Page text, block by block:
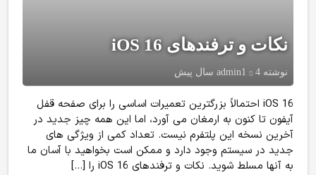
نکات و ترفندهای iOS 16
نوشته admin1 4 سال پیش
iOS 16 احتمالاً بزرگترین تعمیرات اساسی را برای صفحه قفل
آیفون تا کنون به ارمغان می آورد، اما این همه چیز جدید در
آخرین نسخه این پلتفرم نیست. تعداد کمی از ویژگی های
جدید در سیستم وجود دارد و ممکن است بخواهید با آسان ما
به آنها مسلط شوید. نکات و ترفندهای iOS 16 را […]